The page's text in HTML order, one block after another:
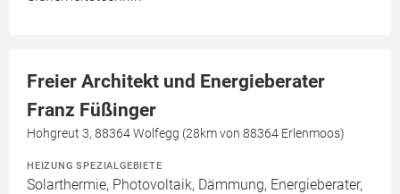
Freier Architekt und Energieberater
Franz Füßinger
Hohgreut 3, 88364 Wolfegg (28km von 88364 Erlenmoos)
HEIZUNG SPEZIALGEBIETE
Solarthermie, Photovoltaik, Dämmung, Energieberater,